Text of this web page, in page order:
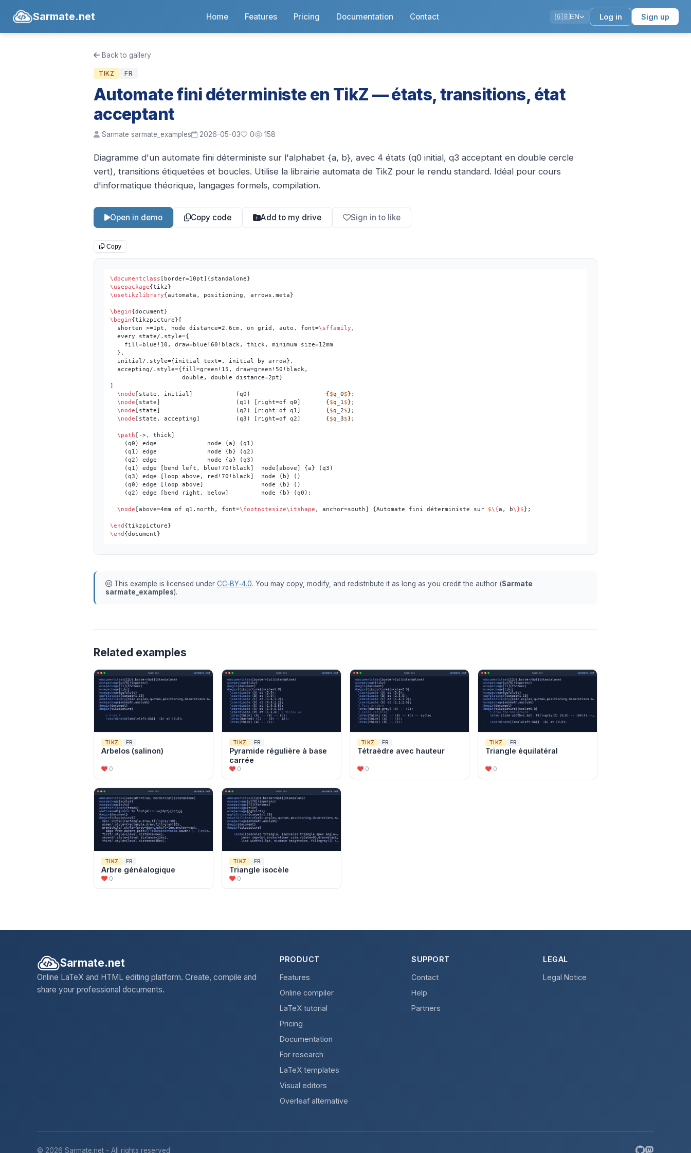
Sarmate.net Home Features Pricing Documentation Contact 🇬🇧EN Log in Sign up
Back to gallery
TIKZ FR
Automate fini déterministe en TikZ — états, transitions, état
acceptant
Sarmate sarmate_examples 2026-05-03 0 158
Diagramme d'un automate fini déterministe sur l'alphabet {a, b}, avec 4 états (q0 initial, q3 acceptant en double cercle
vert), transitions étiquetées et boucles. Utilise la librairie automata de TikZ pour le rendu standard. Idéal pour cours
d'informatique théorique, langages formels, compilation.
Open in demo Copy code Add to my drive Sign in to like
Copy
\documentclass
\usepackage
\usetikzlibrary{automata, positioning, arrows.meta}
\begin
\begin{tikzpicture}[
  shorten >=1pt, node distance=2.6cm, on grid, auto, font=
\sffamily ,
  every state/.style={
    fill=blue!10, draw=blue!60!black, thick, minimum size=12mm
  },
  initial/.style={initial text=, initial by arrow},
  accepting/.style={fill=green!15, draw=green!50!black,
                    double, double distance=2pt}
\node [state, initial]            (q0)                     { $q _0$ };
\node [state]                     (q1) [right=of q0]       { $q 1$ };
\node [state]                     (q2) [right=of q1]       { $q _2$ };
\node [state, accepting]          (q3) [right=of q2]       { $q _3$ };
\path [->, thick]
    (q0) edge              node {a} (q1)
    (q1) edge              node {b} (q2)
    (q2) edge              node {a} (q3)
    (q1) edge [bend left, blue!70!black]  node[above] {a} (q3)
    (q3) edge [loop above, red!70!black]  node {b} ()
    (q0) edge [loop above]                node {b} ()
    (q2) edge [bend right, below]         node {b} (q0);
\node [above=4mm of q1.north, font=\footnotesize\itshape , anchor=south] {Automate fini déterministe sur $\{a, b\}$ };
\end
\end
This example is licensed under CC‑BY‑4.0. You may copy, modify, and redistribute it as long as you credit the author (Sarmate
sarmate_examples).
Related examples
TIKZ FR
Arbelos (salinon)
0
TIKZ FR
Pyramide régulière à base
carrée
0
TIKZ FR
Tétraèdre avec hauteur
0
TIKZ FR
Triangle équilatéral
0
TIKZ FR
Arbre généalogique
0
TIKZ FR
Triangle isocèle
0
Sarmate.net
Online LaTeX and HTML editing platform. Create, compile and
share your professional documents.
PRODUCT
Features
Online compiler
LaTeX tutorial
Pricing
Documentation
For research
LaTeX templates
Visual editors
Overleaf alternative
SUPPORT
Contact
Help
Partners
LEGAL
Legal Notice
© 2026 Sarmate.net - All rights reserved